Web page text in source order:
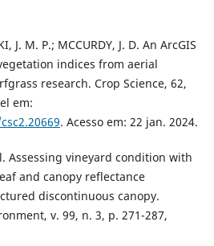
J. M. P.; MCCURDY, J. D. An ArcGIS
indices from aerial
research. Crop Science, 62,
em:
. Acesso em: 22 jan. 2024.
Assessing vineyard condition with
and canopy reflectance
discontinuous canopy.
v. 99, n. 3, p. 271-287,